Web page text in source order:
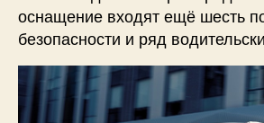
оснащение входят ещё шесть
безопасности и ряд